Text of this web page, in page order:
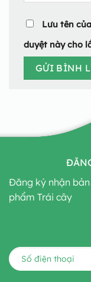
Lưu tên
duyệt này cho
Đăng ký nhận
phẩm Trái cây